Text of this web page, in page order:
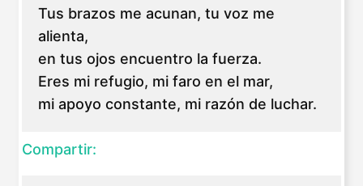
Tus brazos me acunan, tu voz me
alienta,
en tus ojos encuentro la fuerza.
Eres mi refugio, mi faro en el mar,
mi apoyo constante, mi razón de luchar.
Compartir: